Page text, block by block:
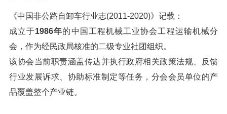
《中国非公路自卸车行业志(2011-2020)》记载：
成立于1986年的中国工程机械工业协会工程运输机械分
会，作为经民政局核准的二级专业社团组织。
该协会当前职责涵盖传达并执行政府相关政策法规、反馈
行业发展诉求、协助标准制定等任务，分会会员单位的产
品覆盖整个产业链。